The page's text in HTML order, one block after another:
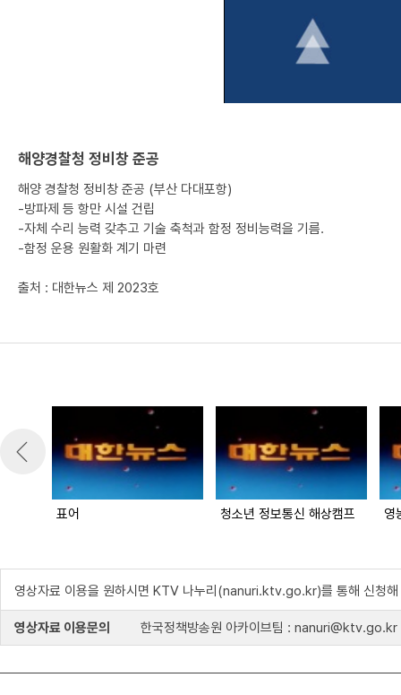
해양경찰청 정비창 준공
해양 경찰청 정비창 준공 (부산 다대포항)
-방파제 등 항만 시설 건립
-자체 수리 능력 갖추고 기술 축척과 함정 정비능력을 기름.
-함정 운용 원활화 계기 마련
출처 : 대한뉴스 제 2023호
표어 청소년 정보통신 해상캠프 영
영상자료 이용을 원하시면 KTV 나누리(nanuri.ktv.go.kr)를 통해 신청해
영상자료 이용문의 한국정책방송원 아카이브팀 : nanuri@ktv.go.kr